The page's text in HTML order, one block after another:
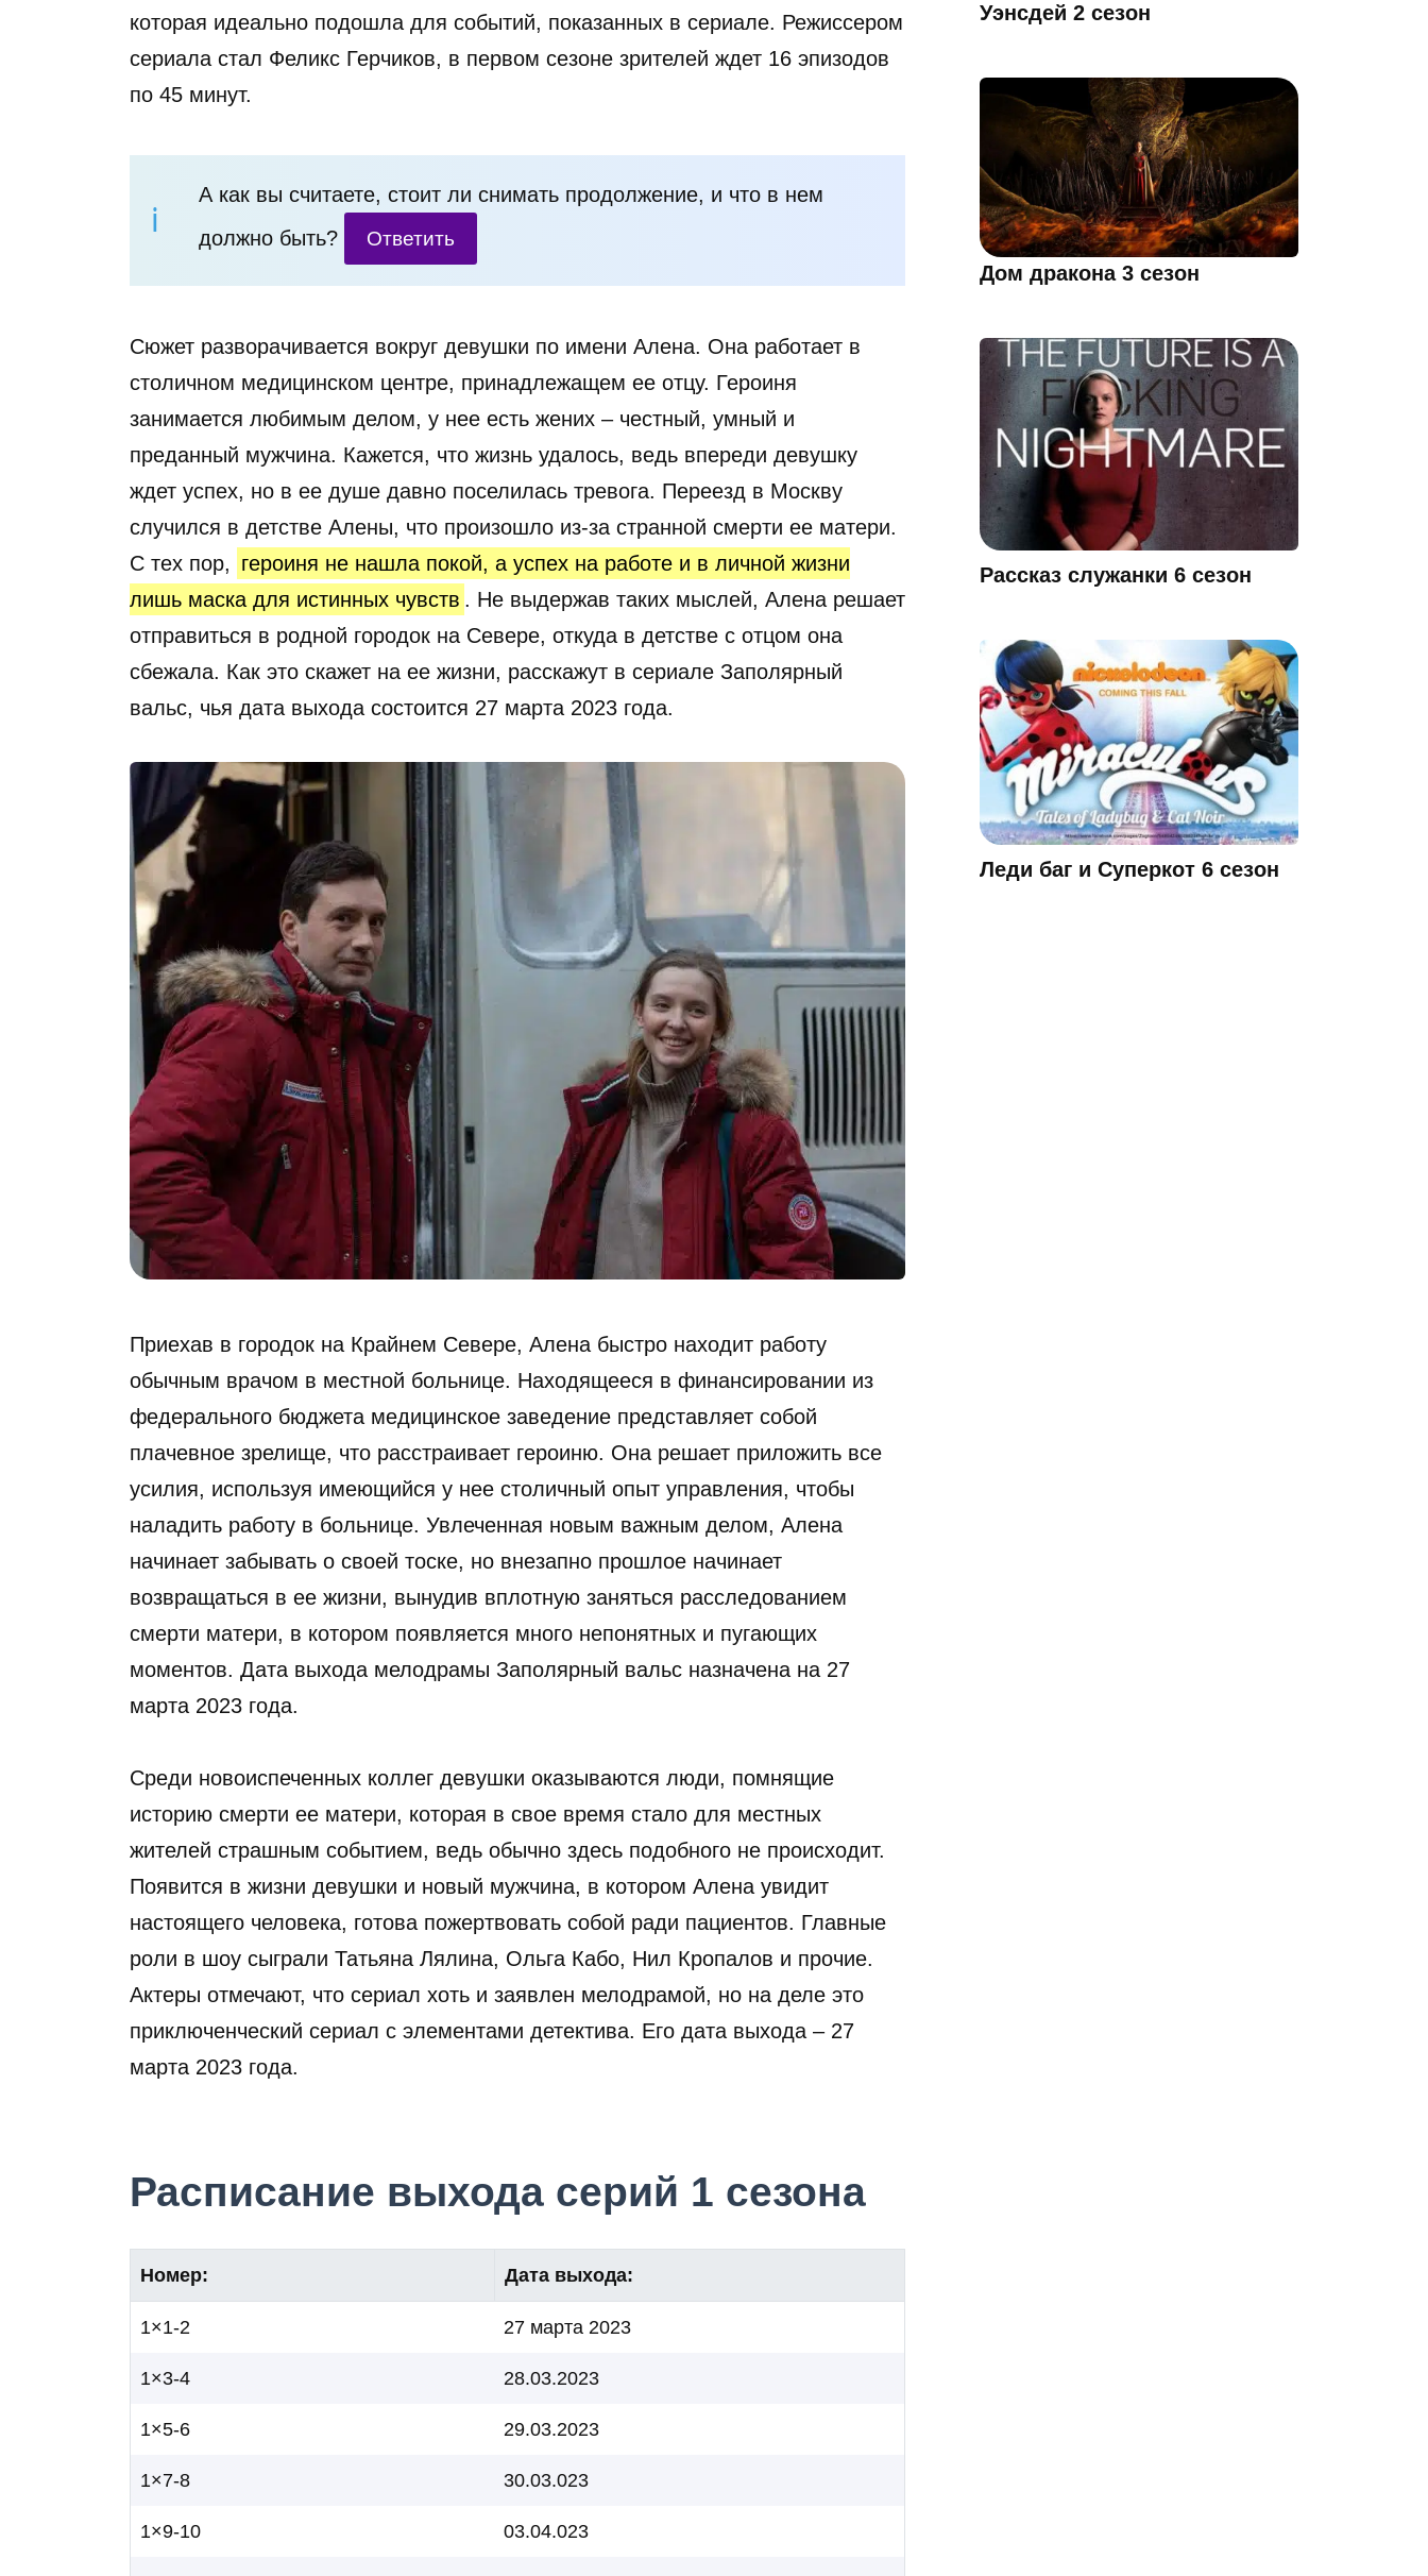
которая идеально подошла для событий, показанных в сериале. Режиссером
сериала стал Феликс Герчиков, в первом сезоне зрителей ждет 16 эпизодов
по 45 минут.
А как вы считаете, стоит ли снимать продолжение, и что в нем
должно быть?
Ответить
Сюжет разворачивается вокруг девушки по имени Алена. Она работает в
столичном медицинском центре, принадлежащем ее отцу. Героиня
занимается любимым делом, у нее есть жених – честный, умный и
преданный мужчина. Кажется, что жизнь удалось, ведь впереди девушку
ждет успех, но в ее душе давно поселилась тревога. Переезд в Москву
случился в детстве Алены, что произошло из-за странной смерти ее матери.
С тех пор, героиня не нашла покой, а успех на работе и в личной жизни
лишь маска для истинных чувств . Не выдержав таких мыслей, Алена решает
отправиться в родной городок на Севере, откуда в детстве с отцом она
сбежала. Как это скажет на ее жизни, расскажут в сериале Заполярный
вальс, чья дата выхода состоится 27 марта 2023 года.
Приехав в городок на Крайнем Севере, Алена быстро находит работу
обычным врачом в местной больнице. Находящееся в финансировании из
федерального бюджета медицинское заведение представляет собой
плачевное зрелище, что расстраивает героиню. Она решает приложить все
усилия, используя имеющийся у нее столичный опыт управления, чтобы
наладить работу в больнице. Увлеченная новым важным делом, Алена
начинает забывать о своей тоске, но внезапно прошлое начинает
возвращаться в ее жизни, вынудив вплотную заняться расследованием
смерти матери, в котором появляется много непонятных и пугающих
моментов. Дата выхода мелодрамы Заполярный вальс назначена на 27
марта 2023 года.
Среди новоиспеченных коллег девушки оказываются люди, помнящие
историю смерти ее матери, которая в свое время стало для местных
жителей страшным событием, ведь обычно здесь подобного не происходит.
Появится в жизни девушки и новый мужчина, в котором Алена увидит
настоящего человека, готова пожертвовать собой ради пациентов. Главные
роли в шоу сыграли Татьяна Лялина, Ольга Кабо, Нил Кропалов и прочие.
Актеры отмечают, что сериал хоть и заявлен мелодрамой, но на деле это
приключенческий сериал с элементами детектива. Его дата выхода – 27
марта 2023 года.
Расписание выхода серий 1 сезона
Номер: Дата выхода:
1×1-2 27 марта 2023
1×3-4 28.03.2023
1×5-6 29.03.2023
1×7-8 30.03.023
1×9-10 03.04.023
Уэнсдей 2 сезон
Дом дракона 3 сезон
Рассказ служанки 6 сезон
Леди баг и Суперкот 6 сезон